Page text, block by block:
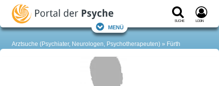
Suche Login
Menü
Arztsuche (Psychiater, Neurologen, Psychotherapeuten) Fürth